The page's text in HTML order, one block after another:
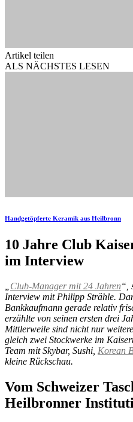
Artikel teilen
ALS NÄCHSTES LESEN
Handgetöpferte Keramik aus Heilbronn
10 Jahre Club
im Interview
Club-Manager mit 24 Jahren“,
Interview mit Philipp Strähle.
Bankkaufmann gerade relativ
erzählte von seinen ersten drei
Mittlerweile sind nicht nur
gleich zwei Stockwerke im
Team mit Skybar, Sushi, Korean
kleine Rückschau.
Vom Schweizer
Heilbronner